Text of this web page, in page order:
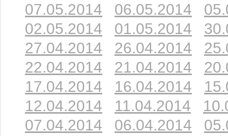
07.05.2014
06.05.2014
02.05.2014
01.05.2014
27.04.2014
26.04.2014
22.04.2014
21.04.2014
17.04.2014
16.04.2014
12.04.2014
11.04.2014
07.04.2014
06.04.2014